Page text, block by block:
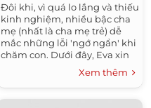
Đôi khi, vì quá lo lắng và thiếu
kinh nghiệm, nhiều bậc cha
mẹ (nhất là cha mẹ trẻ) dễ
mắc những lỗi 'ngớ ngẩn' khi
chăm con. Dưới đây, Eva xin
điểm lại những lỗi chăm bé
Xem thêm